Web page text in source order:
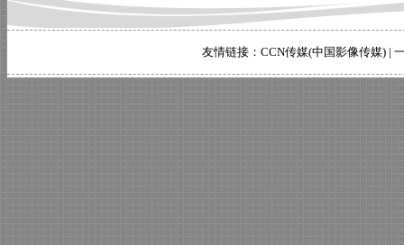
友情链接： CCN传媒(中国影像传媒) |